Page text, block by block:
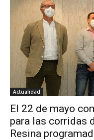
Actualidad
El 22 de mayo
para las corridas
Resina